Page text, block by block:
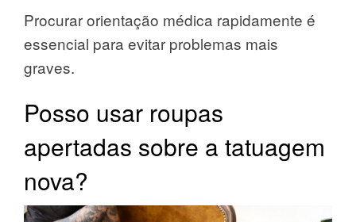
Procurar orientação médica rapidamente é
essencial para evitar problemas mais
graves.
Posso usar roupas
apertadas sobre a tatuagem
nova?